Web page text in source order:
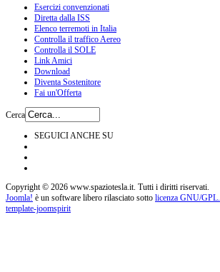
Esercizi convenzionati
Diretta dalla ISS
Elenco terremoti in Italia
Controlla il traffico Aereo
Controlla il SOLE
Link Amici
Download
Diventa Sostenitore
Fai un'Offerta
Cerca
SEGUICI ANCHE SU
Copyright © 2026 www.spaziotesla.it. Tutti i diritti riservati.
Joomla! è un software libero rilasciato sotto licenza GNU/GPL.
template-joomspirit